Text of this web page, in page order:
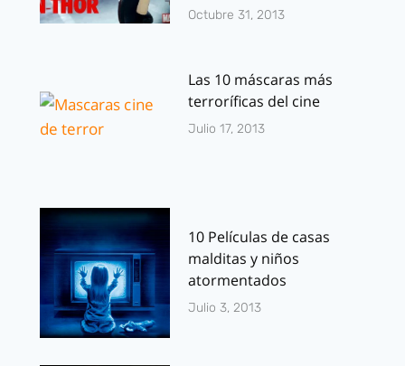
Octubre 31, 2013
Las 10 máscaras más
terroríficas del cine
Julio 17, 2013
10 Películas de casas
malditas y niños
atormentados
Julio 3, 2013